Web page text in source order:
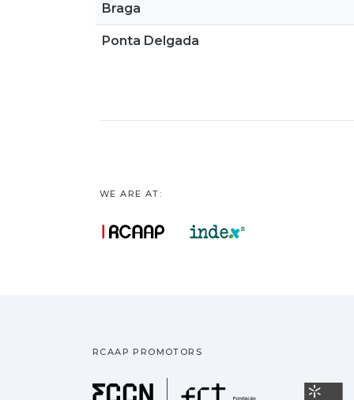
Braga
Ponta Delgada
WE ARE AT:
RCAAP PROMOTORS
Fundação